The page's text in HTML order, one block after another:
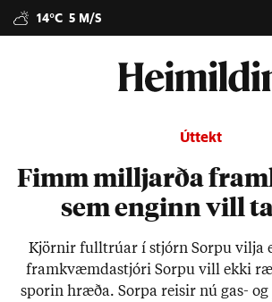
14°C 5 M/S
Úttekt
Fimm milljarða
sem enginn vill
Kjörn­ir full­trú­ar í stjórn Sorpu vilja
fram­kvæmda­stjóri Sorpu vill ekki
spor­in hræða. Sorpa reis­ir nú gas- og